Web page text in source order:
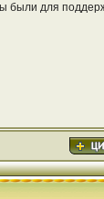
были для